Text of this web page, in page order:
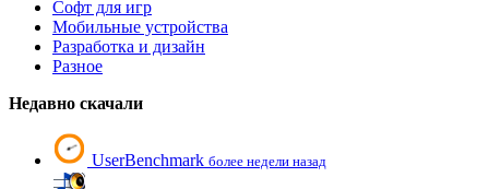
Софт для игр
Мобильные устройства
Разработка и дизайн
Разное
Недавно скачали
UserBenchmark более недели назад